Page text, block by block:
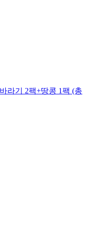
라기 2팩+땅콩 1팩 (총